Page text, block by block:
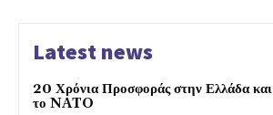
Latest news
20 Χρόνια Προσφοράς στην Ελλάδα και
το NATO